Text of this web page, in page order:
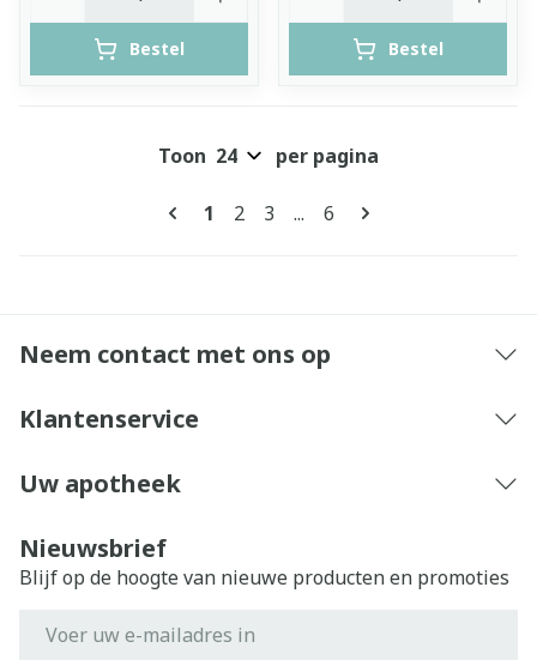
Bestel Bestel
Pagina's
U lees momenteel pagina
1 Pagina
2 Pagina
3 ... Pagina
6
Toon per pagina
Neem contact met ons op
Klantenservice
Uw apotheek
Nieuwsbrief
Blijf op de hoogte van nieuwe producten en promoties